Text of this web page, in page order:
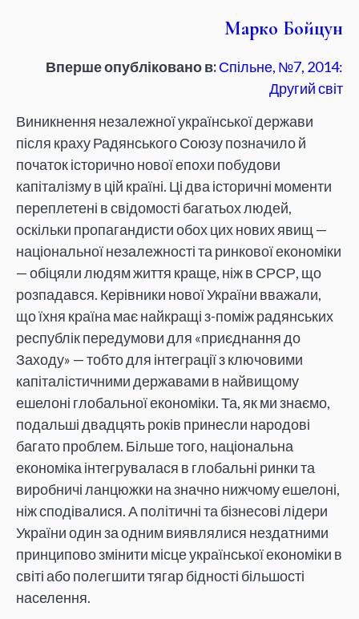
Марко Бойцун
Вперше опубліковано в:Спільне, №7, 2014:
Другий світ
Виникнення незалежної української держави
після краху Радянського Союзу позначило й
початок історично нової епохи побудови
капіталізму в цій країні. Ці два історичні моменти
переплетені в свідомості багатьох людей,
оскільки пропагандисти обох цих нових явищ —
національної незалежності та ринкової економіки
— обіцяли людям життя краще, ніж в СРСР, що
розпадався. Керівники нової України вважали,
що їхня країна має найкращі з-поміж радянських
республік передумови для «приєднання до
Заходу» — тобто для інтеграції з ключовими
капіталістичними державами в найвищому
ешелоні глобальної економіки. Та, як ми знаємо,
подальші двадцять років принесли народові
багато проблем. Більше того, національна
економіка інтегрувалася в глобальні ринки та
виробничі ланцюжки на значно нижчому ешелоні,
ніж сподівалися. А політичні та бізнесові лідери
України один за одним виявлялися нездатними
принципово змінити місце української економіки в
світі або полегшити тягар бідності більшості
населення.